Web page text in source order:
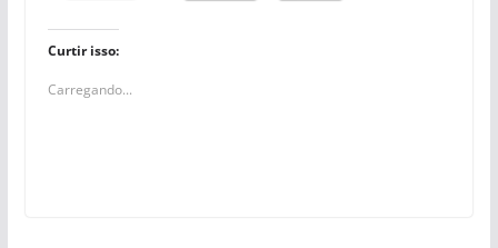
Curtir isso:
Carregando...